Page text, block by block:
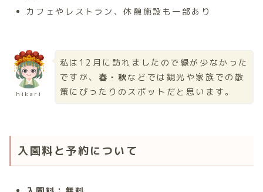
カフェやレストラン、休憩施設も一部あり
hikari
私は12月に訪れましたので緑が少なかった
ですが、 春・秋などでは観光や家族での散
策にぴったりのスポットだと思います。
入園料と予約について